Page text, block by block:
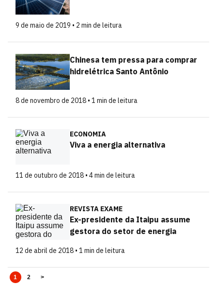
9 de maio de 2019 • 2 min de leitura
Chinesa tem pressa para comprar
hidrelétrica Santo Antônio
8 de novembro de 2018 • 1 min de leitura
ECONOMIA
Viva a energia alternativa
11 de outubro de 2018 • 4 min de leitura
REVISTA EXAME
Ex-presidente da Itaipu assume
gestora do setor de energia
12 de abril de 2018 • 1 min de leitura
1 2 >